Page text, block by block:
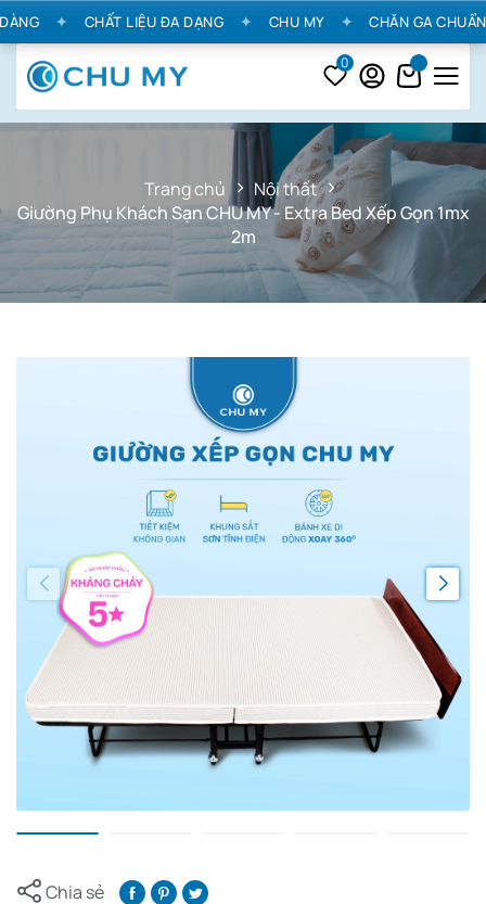
✦ CHẤT LIỆU ĐA DẠNG ✦ CHU MY ✦ CHĂN GA CHUẨN
0
Trang chủ
Nội thất
Giường Phụ Khách Sạn CHU MY - Extra Bed Xếp Gọn 1mx
2m
Chia sẻ